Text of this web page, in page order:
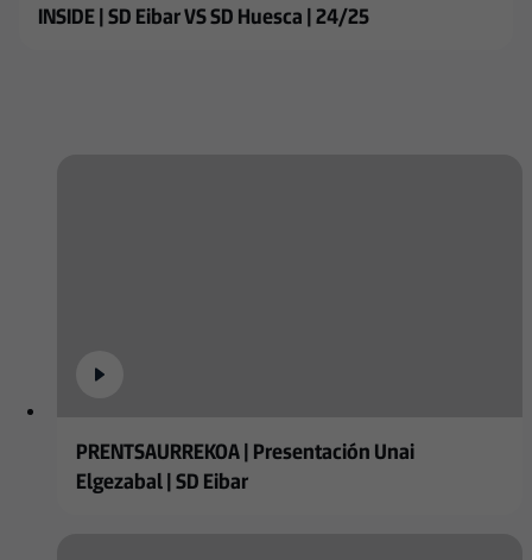
INSIDE | SD Eibar VS SD Huesca | 24/25
PRENTSAURREKOA | Presentación Unai
Elgezabal | SD Eibar